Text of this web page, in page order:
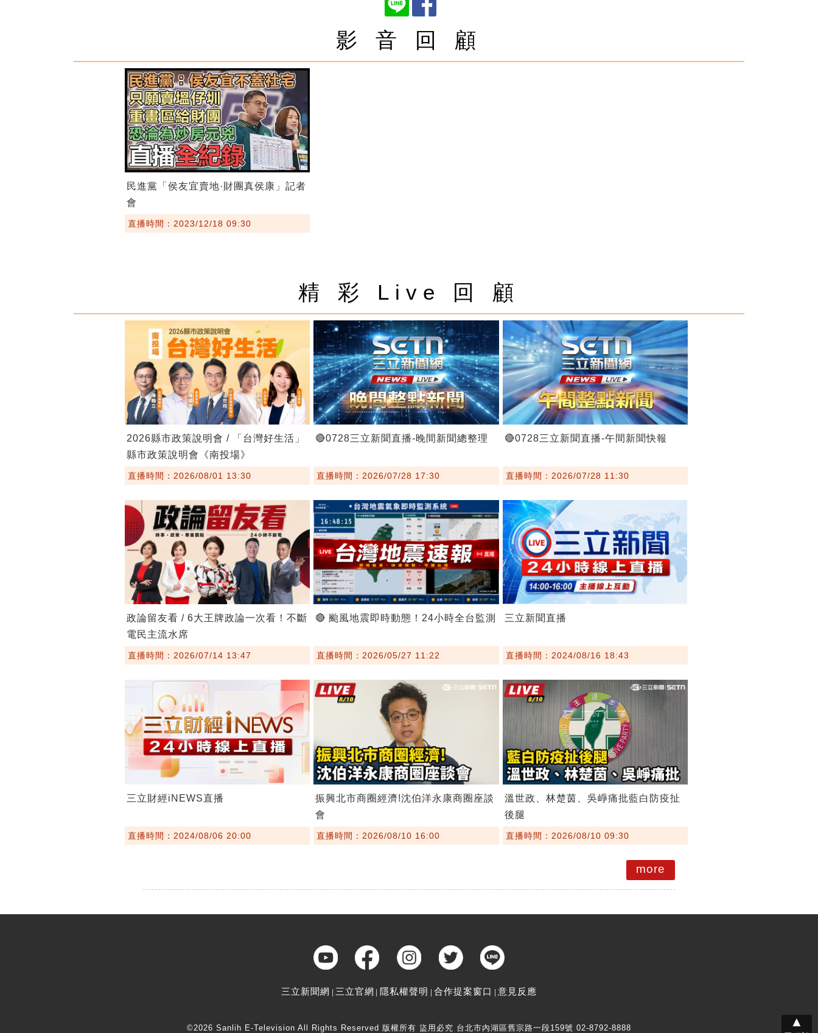
影 音 回 顧
民進黨「侯友宜賣地·財團真侯康」記者
會
直播時間：2023/12/18 09:30
精 彩 Live 回 顧
2026縣市政策說明會 / 「台灣好生活」
縣市政策說明會《南投場》
直播時間：2026/08/01 13:30
🔴0728三立新聞直播-晚間新聞總整理
直播時間：2026/07/28 17:30
🔴0728三立新聞直播-午間新聞快報
直播時間：2026/07/28 11:30
政論留友看 / 6大王牌政論一次看！不斷
電民主流水席
直播時間：2026/07/14 13:47
🔴 颱風地震即時動態！24小時全台監測
直播時間：2026/05/27 11:22
三立新聞直播
直播時間：2024/08/16 18:43
三立財經iNEWS直播
直播時間：2024/08/06 20:00
振興北市商圈經濟!沈伯洋永康商圈座談
會
直播時間：2026/08/10 16:00
溫世政、林楚茵、吳崢痛批藍白防疫扯
後腿
直播時間：2026/08/10 09:30
more
三立新聞網 三立官網 隱私權聲明 合作提案窗口 意見反應
©2026 Sanlih E-Television All Rights Reserved 版權所有 盜用必究 台北市內湖區舊宗路一段159號 02-8792-8888 ▲